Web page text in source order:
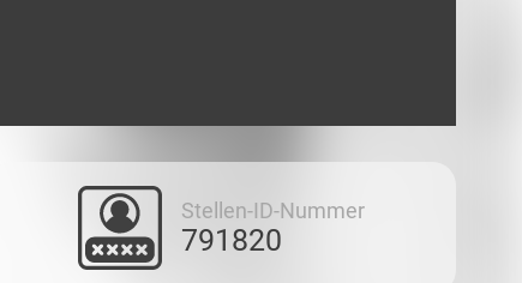
Stellen-ID-Nummer
791820